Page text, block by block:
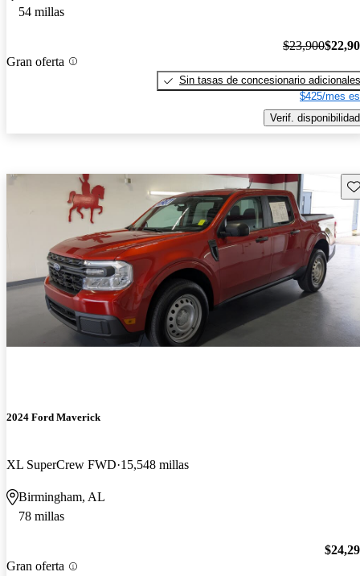
54 millas
Gran oferta
$23,900
Sin tasas de concesionario adicionales
$425/mes
Verif. disponibilidad
2024 Ford Maverick
XL SuperCrew FWD 15,548 millas
Birmingham, AL
78 millas
Gran oferta